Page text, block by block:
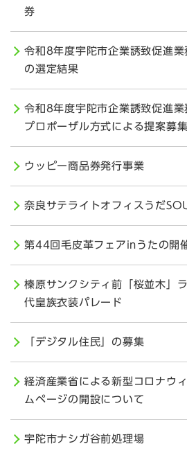
券
令和8年度宇陀市企業誘致促進業
の選定結果
令和8年度宇陀市企業誘致促進業
プロポーザル方式による提案募
ウッピー商品券発行事業
奈良サテライトオフィスうだ
第44回毛皮革フェアinうたの開
榛原サンクシティ前「桜並木」
代皇族衣装パレード
「デジタル住民」の募集
経済産業省による新型コロナウ
ムページの開設について
宇陀市ナシガ谷前処理場